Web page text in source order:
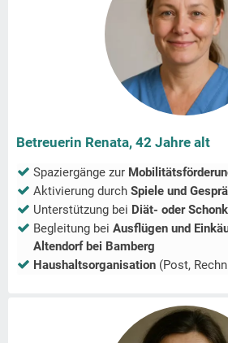
Betreuerin Renata, 42 Jahre alt
Spaziergänge zur
Aktivierung durch Spiele und
Unterstützung bei Diät- oder
Begleitung bei Ausflügen und
Altendorf bei Bamberg
Haushaltsorganisation (Post,